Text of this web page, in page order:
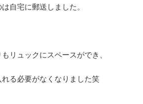
自宅に郵送しました。
リュックにスペースができ、
る必要がなくなりました笑